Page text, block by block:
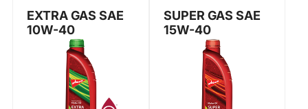
EXTRA GAS SAE
10W-40
SUPER GAS SAE
15W-40